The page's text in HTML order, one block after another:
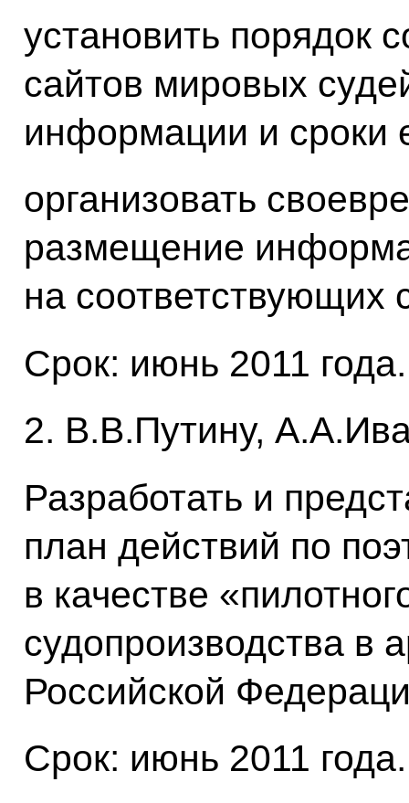
установить порядок
сайтов мировых
информации и сроки
организовать
размещение
на соответствующих
Срок: июнь 2011 года.
2. В.В.Путину,
Разработать и
план действий по
в качестве
судопроизводства в
Российской
Срок: июнь 2011 года.